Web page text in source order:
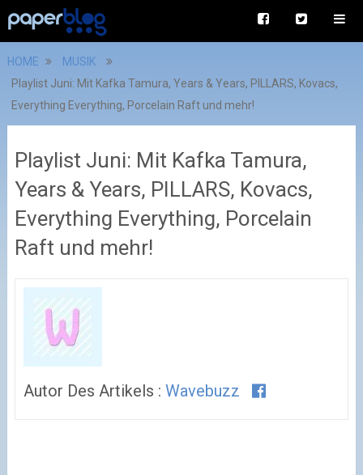
HOME
MUSIK
Playlist Juni: Mit Kafka Tamura, Years & Years, PILLARS, Kovacs,
Everything Everything, Porcelain Raft und mehr!
Playlist Juni: Mit Kafka Tamura,
Years & Years, PILLARS, Kovacs,
Everything Everything, Porcelain
Raft und mehr!
Autor Des Artikels : Wavebuzz